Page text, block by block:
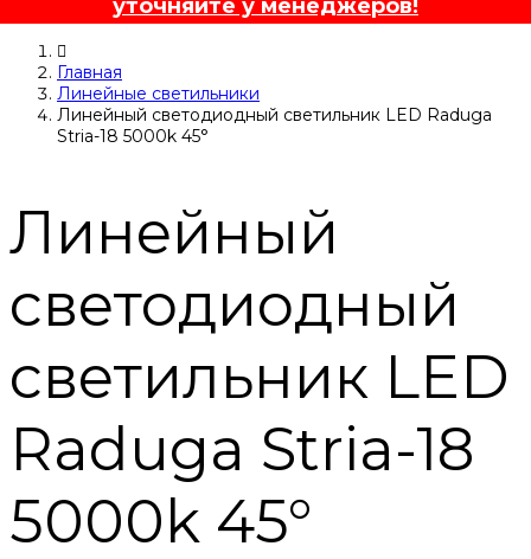
уточняйте у менеджеров!
Главная
Линейные светильники
Линейный светодиодный светильник LED Raduga
Stria-18 5000k 45°
Линейный
светодиодный
светильник LED
Raduga Stria-18
5000k 45°